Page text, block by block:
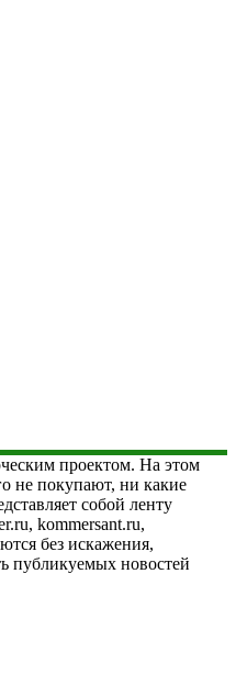
проектом. На этом
не покупают, ни какие
собой ленту
kommersant.ru,
без искажения,
публикуемых новостей